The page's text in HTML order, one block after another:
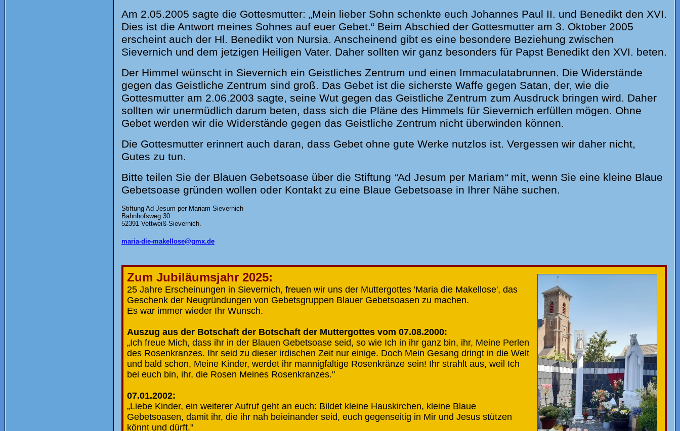
Am 2.05.2005 sagte die Gottesmutter: „Mein lieber Sohn schenkte euch Johannes Paul II. und Benedikt den XVI.
Dies ist die Antwort meines Sohnes auf euer Gebet.“ Beim Abschied der Gottesmutter am 3. Oktober 2005
erscheint auch der Hl. Benedikt von Nursia. Anscheinend gibt es eine besondere Beziehung zwischen
Sievernich und dem jetzigen Heiligen Vater. Daher sollten wir ganz besonders für Papst Benedikt den XVI. beten.
Der Himmel wünscht in Sievernich ein Geistliches Zentrum und einen Immaculatabrunnen. Die Widerstände
gegen das Geistliche Zentrum sind groß. Das Gebet ist die sicherste Waffe gegen Satan, der, wie die
Gottesmutter am 2.06.2003 sagte, seine Wut gegen das Geistliche Zentrum zum Ausdruck bringen wird. Daher
sollten wir unermüdlich darum beten, dass sich die Pläne des Himmels für Sievernich erfüllen mögen. Ohne
Gebet werden wir die Widerstände gegen das Geistliche Zentrum nicht überwinden können.
Die Gottesmutter erinnert auch daran, dass Gebet ohne gute Werke nutzlos ist. Vergessen wir daher nicht,
Gutes zu tun.
Bitte teilen Sie der Blauen Gebetsoase über die Stiftung “Ad Jesum per Mariam“mit, wenn Sie eine kleine Blaue
Gebetsoase gründen wollen oder Kontakt zu eine Blaue Gebetsoase in Ihrer Nähe suchen.
Stiftung Ad Jesum per Mariam Sievernich
Bahnhofsweg 30
52391 Vettweiß-Sievernich.
maria-die-makellose@gmx.de
Zum Jubiläumsjahr 2025:
25 Jahre Erscheinungen in Sievernich, freuen wir uns der Muttergottes 'Maria die Makellose', das
Geschenk der Neugründungen von Gebetsgruppen Blauer Gebetsoasen zu machen.
Es war immer wieder Ihr Wunsch.
Auszug aus der Botschaft der Botschaft der Muttergottes vom 07.08.2000:
„Ich freue Mich, dass ihr in der Blauen Gebetsoase seid, so wie Ich in ihr ganz bin, ihr, Meine Perlen
des Rosenkranzes. Ihr seid zu dieser irdischen Zeit nur einige. Doch Mein Gesang dringt in die Welt
und bald schon, Meine Kinder, werdet ihr mannigfaltige Rosenkränze sein! Ihr strahlt aus, weil Ich
bei euch bin, ihr, die Rosen Meines Rosenkranzes."
07.01.2002:
„Liebe Kinder, ein weiterer Aufruf geht an euch: Bildet kleine Hauskirchen, kleine Blaue
Gebetsoasen, damit ihr, die ihr nah beieinander seid, euch gegenseitig in Mir und Jesus stützen
könnt und dürft."